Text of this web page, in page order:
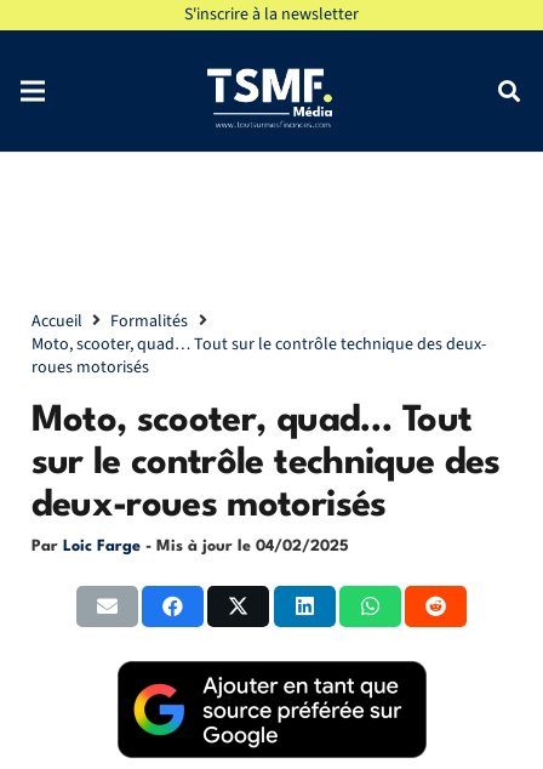
S'inscrire à la newsletter
Accueil
Formalités
Moto, scooter, quad… Tout sur le contrôle technique des deux-
roues motorisés
Moto, scooter, quad… Tout
sur le contrôle technique des
deux-roues motorisés
Par Loic Farge - Mis à jour le 04/02/2025